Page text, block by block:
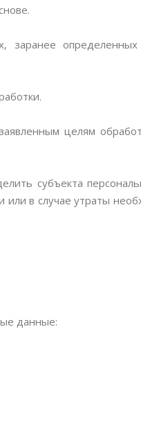
заранее
целям
субъекта
в случае утраты
данные: